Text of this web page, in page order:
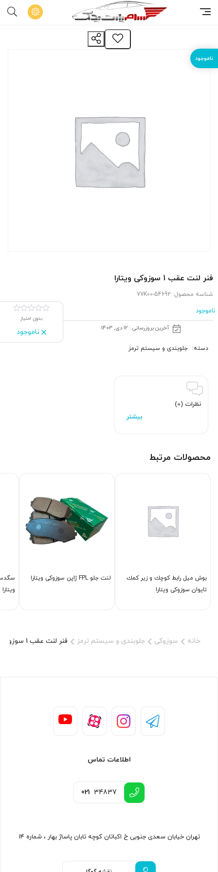
فنر لنت عقب 1 سوزوکی ویتارا
شناسه محصول: 54692-77K00
ناموجود
آخرین بروزرسانی : 12 دی, 1403
بدون امتیاز
ناموجود
دسته: جلوبندی و سیستم ترمز
نظرات (0)
محصولات مرتبط
بوش میل رابط كوچك و زیر كمك
تایوان سوزوکی ویتارا
لنت جلو FPL ژاپن سوزوکی ویتارا
ویتارا
خانه سوزوکی جلوبندی و سیستم ترمز فنر لنت عقب 1 سوزوکی ویتارا
اطلاعات تماس
021 34837
تهران خیابان سعدی جنوبی خ اکباتان کوچه تابان پاساژ بهار ، شماره ۱۴